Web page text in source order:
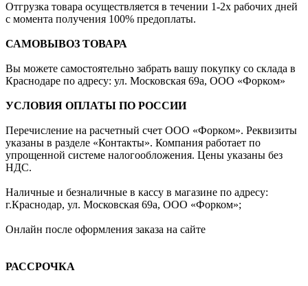
Отгрузка товара осуществляется в течении 1-2х рабочих дней
с момента получения 100% предоплаты.
САМОВЫВОЗ ТОВАРА
Вы можете самостоятельно забрать вашу покупку со склада в
Краснодаре по адресу: ул. Московская 69а, ООО «Форком»
УСЛОВИЯ ОПЛАТЫ ПО РОССИИ
Перечисление на расчетный счет ООО «Форком». Реквизиты
указаны в разделе «Контакты». Компания работает по
упрощенной системе налогообложения. Цены указаны без
НДС.
Наличные и безналичные в кассу в магазине по адресу:
г.Краснодар, ул. Московская 69а, ООО «Форком»;
Онлайн после оформления заказа на сайте
РАССРОЧКА